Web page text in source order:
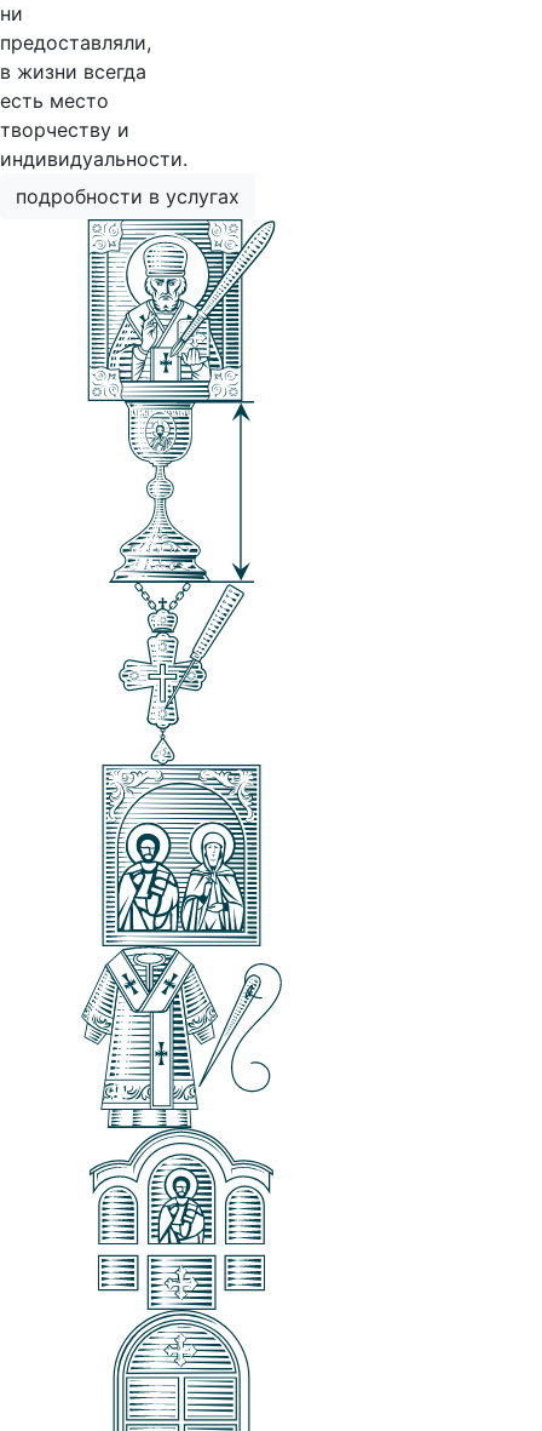
ни
предоставляли,
в жизни всегда
есть место
творчеству и
индивидуальности.
подробности в услугах